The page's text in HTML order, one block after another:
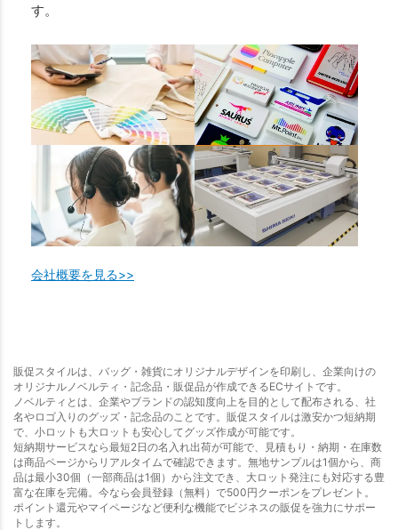
す。
会社概要を見る>>
販促スタイルは、バッグ・雑貨にオリジナルデザインを印刷し、企業向けの
オリジナルノベルティ・記念品・販促品が作成できるECサイトです。
ノベルティとは、企業やブランドの認知度向上を目的として配布される、社
名やロゴ入りのグッズ・記念品のことです。販促スタイルは激安かつ短納期
で、小ロットも大ロットも安心してグッズ作成が可能です。
短納期サービスなら最短2日の名入れ出荷が可能で、見積もり・納期・在庫数
は商品ページからリアルタイムで確認できます。無地サンプルは1個から、商
品は最小30個（一部商品は1個）から注文でき、大ロット発注にも対応する豊
富な在庫を完備。今なら会員登録（無料）で500円クーポンをプレゼント。
ポイント還元やマイページなど便利な機能でビジネスの販促を強力にサポー
トします。